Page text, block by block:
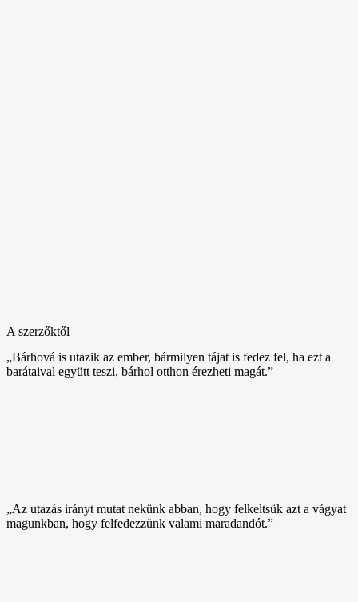
A szerzőktől
„Bárhová is utazik az ember, bármilyen tájat is fedez fel, ha ezt a
barátaival együtt teszi, bárhol otthon érezheti magát.”
„Az utazás irányt mutat nekünk abban, hogy felkeltsük azt a vágyat
magunkban, hogy felfedezzünk valami maradandót.”